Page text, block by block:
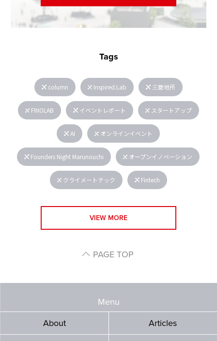
Tags
column Inspired.Lab 三菱地所
FINOLAB イベントレポート スタートアップ
AI オンラインイベント
Founders Night Marunouchi オープンイノベーション
クライメートテック Fintech
VIEW MORE
PAGE TOP
Menu
About
Articles